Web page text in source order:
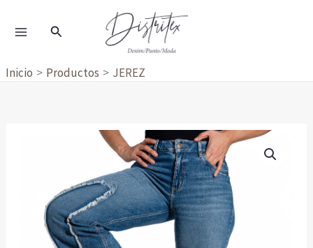
Buscar
Inicio Productos JEREZ